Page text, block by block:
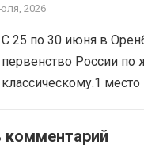
место. Подготовила
Викторовна.Читать
2026
С 25 по 30 июня в
первенство России
классическому.1
(тренер Задорина Я.С.)
комментарий